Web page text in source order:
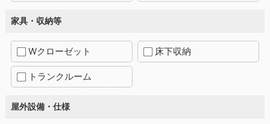
家具・収納等
Wクローゼット 床下収納
トランクルーム
屋外設備・仕様